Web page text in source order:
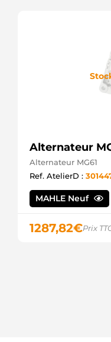
Alternateur
Alternateur MG61
Ref. AtelierD :
MAHLE Neuf
1287,82€Prix